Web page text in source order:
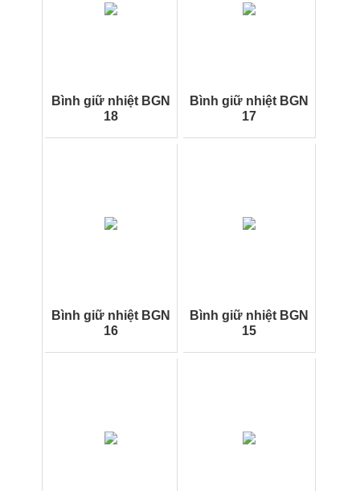
Bình giữ nhiệt BGN
18
Bình giữ nhiệt BGN
17
Bình giữ nhiệt BGN
16
Bình giữ nhiệt BGN
15